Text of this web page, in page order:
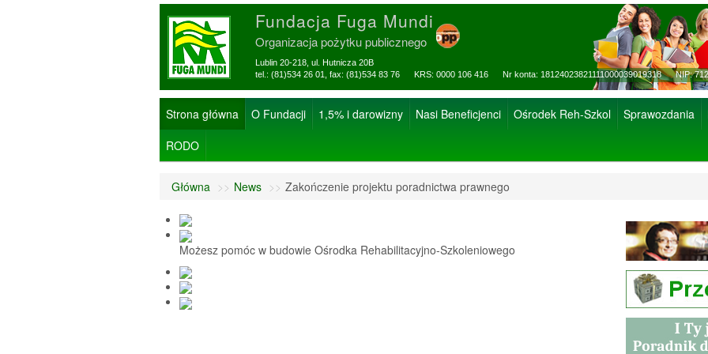
Fundacja Fuga Mundi
Organizacja pożytku publicznego
Lublin 20-218, ul. Hutnicza 20B
tel.: (81)534 26 01, fax: (81)534 83 76 KRS: 0000 106 416 Nr konta: 18124023821111000039019318 NIP:
Strona główna O Fundacji 1,5% i darowizny Nasi Beneficjenci Ośrodek Reh-Szkol Sprawozdania
RODO
Główna >> News >> Zakończenie projektu poradnictwa prawnego
Możesz pomóc w budowie Ośrodka Rehabilitacyjno-Szkoleniowego